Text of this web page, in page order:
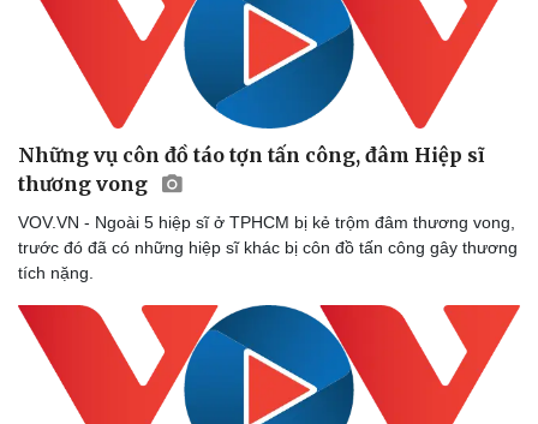
Những vụ côn đồ táo tợn tấn công, đâm Hiệp sĩ
thương vong
VOV.VN - Ngoài 5 hiệp sĩ ở TPHCM bị kẻ trộm đâm thương vong,
trước đó đã có những hiệp sĩ khác bị côn đồ tấn công gây thương
tích nặng.